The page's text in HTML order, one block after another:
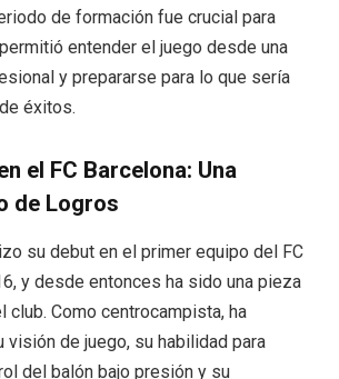
de formación fue crucial para
entender el juego desde una
y prepararse para lo que sería
éxitos.
el FC Barcelona: Una
de Logros
su debut en el primer equipo del FC
y desde entonces ha sido una pieza
club. Como centrocampista, ha
visión de juego, su habilidad para
del balón bajo presión y su